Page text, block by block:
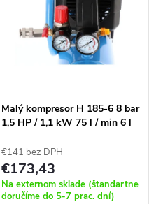
Malý kompresor H 185-6 8 bar
1,5 HP / 1,1 kW 75 l / min 6 l
€141 bez DPH
€173,43
Na externom sklade (štandartne
doručíme do 5-7 prac. dní)